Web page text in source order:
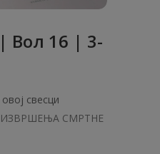
Вол 16 | 3-
свесци
СМРТНЕ